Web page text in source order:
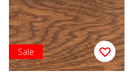
Sale